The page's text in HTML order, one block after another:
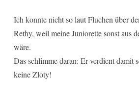
Ich konnte nicht so laut Fluchen über
Rethy, weil meine Juniorette sonst aus
wäre.
Das schlimme daran: Er verdient damit
keine Zloty!